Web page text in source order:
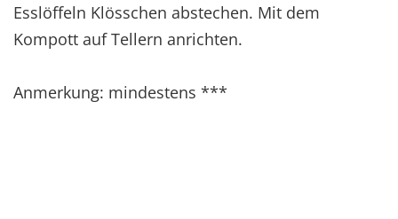
Esslöffeln Klösschen abstechen. Mit dem
Kompott auf Tellern anrichten.
Anmerkung: mindestens ***